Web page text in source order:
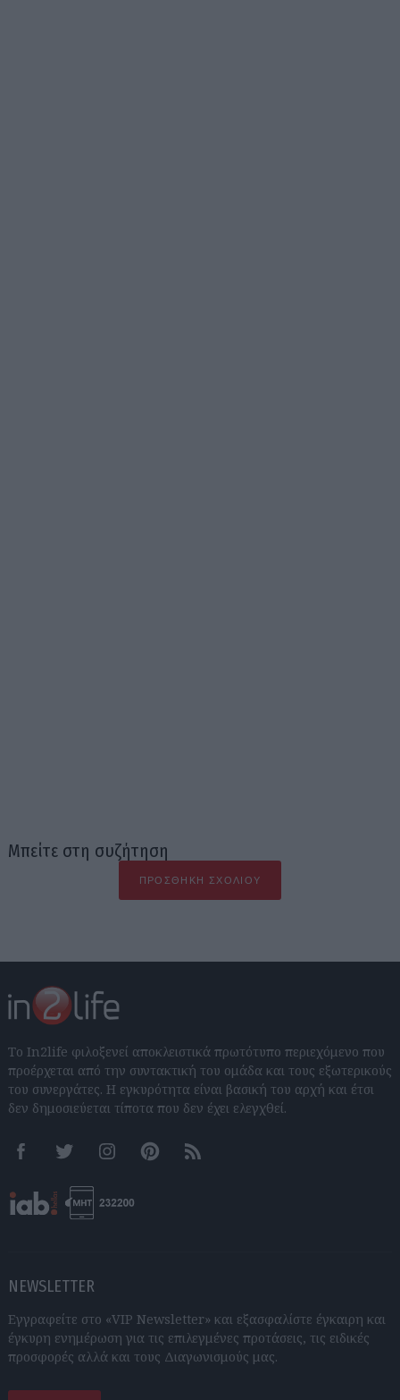
Μπείτε στη συζήτηση
ΠΡΟΣΘΉΚΗ ΣΧΟΛΊΟΥ
Το In2life φιλοξενεί αποκλειστικά πρωτότυπο περιεχόμενο που
προέρχεται από την συντακτική του ομάδα και τους εξωτερικούς
του συνεργάτες. Η εγκυρότητα είναι βασική του αρχή και έτσι
δεν δημοσιεύεται τίποτα που δεν έχει ελεγχθεί.
FacebookTwitter InstagramPinterestRSS feeds
NEWSLETTER
Εγγραφείτε στο «VIP Newsletter» και εξασφαλίστε έγκαιρη και
έγκυρη ενημέρωση για τις επιλεγμένες προτάσεις, τις ειδικές
προσφορές αλλά και τους Διαγωνισμούς μας.